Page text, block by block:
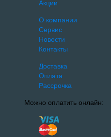
Акции
О компании
Сервис
Новости
Контакты
Доставка
Оплата
Рассрочка
Можно оплатить онлайн: